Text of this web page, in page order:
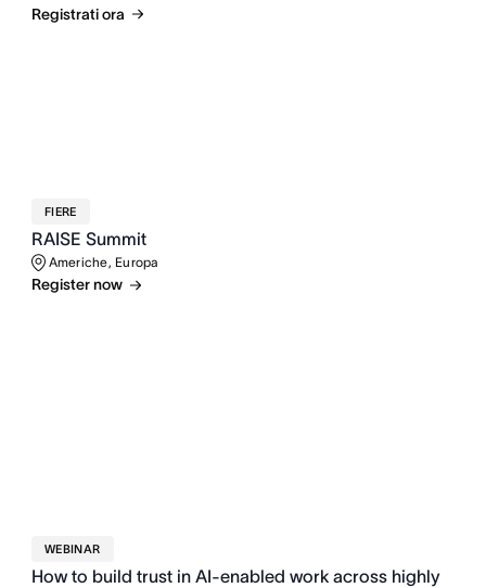
Registrati ora
FIERE
RAISE Summit
Americhe, Europa
Register now
WEBINAR
How to build trust in AI-enabled work across highly